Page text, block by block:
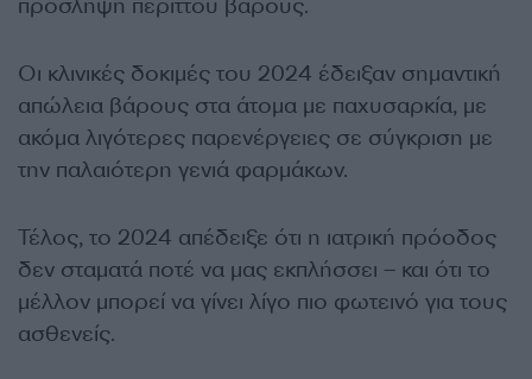
πρόσληψη περιττού βάρους.
Οι κλινικές δοκιμές του 2024 έδειξαν σημαντική
απώλεια βάρους στα άτομα με παχυσαρκία, με
ακόμα λιγότερες παρενέργειες σε σύγκριση με
την παλαιότερη γενιά φαρμάκων.
Τέλος, το 2024 απέδειξε ότι η ιατρική πρόοδος
δεν σταματά ποτέ να μας εκπλήσσει – και ότι το
μέλλον μπορεί να γίνει λίγο πιο φωτεινό για τους
ασθενείς.